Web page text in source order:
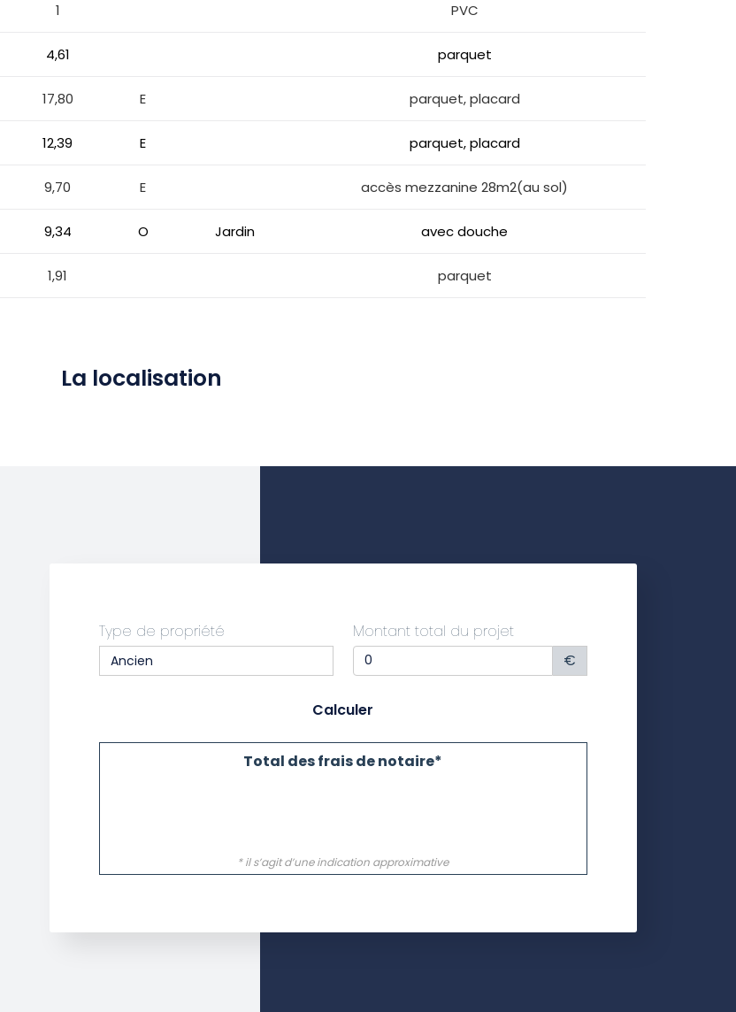
1 PVC
4,61 parquet
17,80 E parquet, placard
12,39 E parquet, placard
9,70 E accès mezzanine 28m2(au sol)
9,34 O Jardin avec douche
1,91 parquet
La localisation